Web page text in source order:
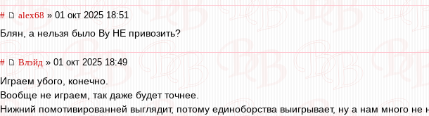
# alex68 » 01 окт 2025 18:51
Блян, а нельзя было Ву НЕ привозить?
# Влэйд » 01 окт 2025 18:49
Играем убого, конечно.
Вообще не играем, так даже будет точнее.
Нижний помотивированней выглядит, потому единоборства выигрывает, ну а нам много